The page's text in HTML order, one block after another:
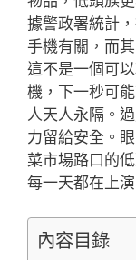
據警政署統計
手機有關，而
這不是一個可
機，下一秒可
人天人永隔。
力留給安全。
菜市場路口的
每一天都在上
內容目錄